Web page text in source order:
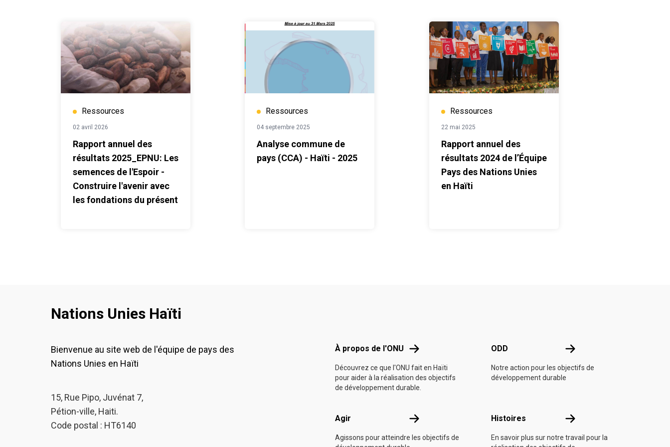
Ressources
02 avril 2026
Rapport annuel des
résultats 2025_EPNU: Les
semences de l'Espoir -
Construire l'avenir avec
les fondations du présent
Ressources
04 septembre 2025
Analyse commune de
pays (CCA) - Haïti - 2025
Ressources
22 mai 2025
Rapport annuel des
résultats 2024 de l’Équipe
Pays des Nations Unies
en Haïti
Nations Unies Haïti
Bienvenue au site web de l'équipe de pays des
Nations Unies en Haïti
15, Rue Pipo, Juvénat 7,
Pétion-ville, Haiti.
Code postal : HT6140
À propos de l'ONU À propos de l'ONU
Découvrez ce que l'ONU fait en Haïti
pour aider à la réalisation des objectifs
de développement durable.
ODD ODD
Notre action pour les objectifs de
développement durable
Agir Agir
Agissons pour atteindre les objectifs de
Histoires Histoires
En savoir plus sur notre travail pour la